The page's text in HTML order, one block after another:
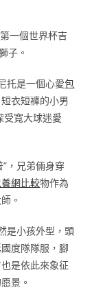
一個世界杯吉
子。
托是一個心愛包
衣短褲的小男
受寬大球迷愛
，兄弟倆身穿
網比較物作為
。
是小孩外型，頭
度隊隊服，腳
是依此來象征
景。